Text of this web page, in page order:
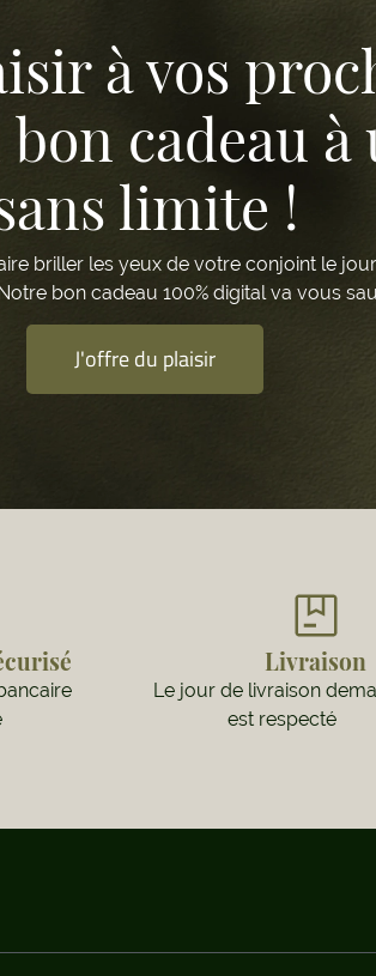
à vos
cadeau
limite !
briller les yeux de votre conjoint le
bon cadeau 100% digital va vous
J'offre du plaisir
Livraison
Le jour de livraison
est respecté